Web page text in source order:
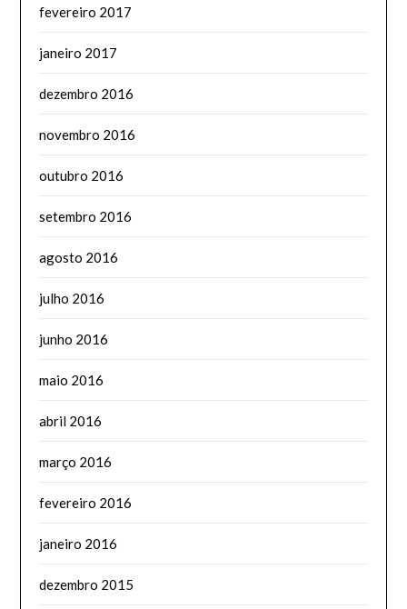
fevereiro 2017
janeiro 2017
dezembro 2016
novembro 2016
outubro 2016
setembro 2016
agosto 2016
julho 2016
junho 2016
maio 2016
abril 2016
março 2016
fevereiro 2016
janeiro 2016
dezembro 2015